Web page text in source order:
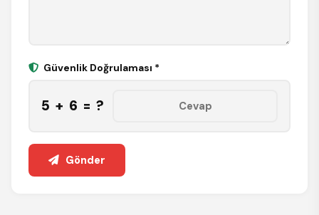
Güvenlik Doğrulaması *
5 + 6 = ?
Gönder